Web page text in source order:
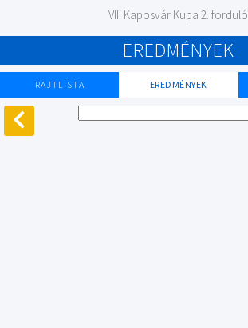
VII. Kaposvár Kupa 2. forduló
EREDMÉNYEK
RAJTLISTA EREDMÉNYEK